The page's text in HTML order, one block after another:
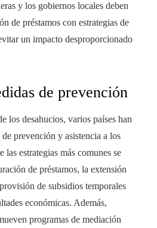
y los gobiernos locales deben
de préstamos con estrategias de
un impacto desproporcionado
de prevención
los desahucios, varios países han
prevención y asistencia a los
las estrategias más comunes se
de préstamos, la extensión
de subsidios temporales
económicas. Además,
programas de mediación